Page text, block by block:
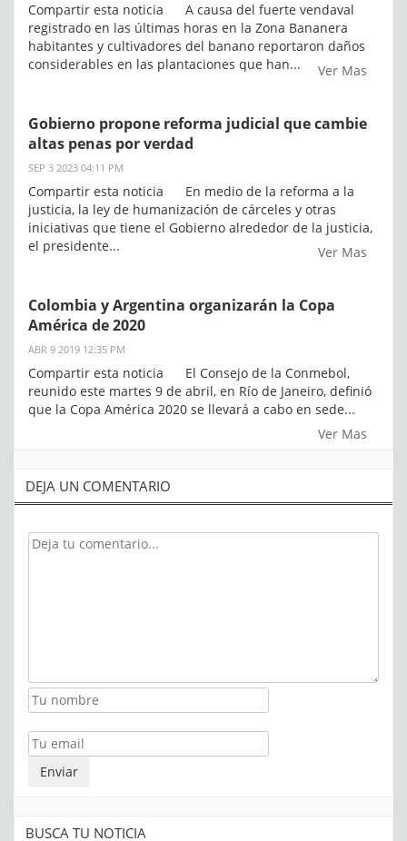
Compartir esta noticia A causa del fuerte vendaval
registrado en las últimas horas en la Zona Bananera
habitantes y cultivadores del banano reportaron daños
considerables en las plantaciones que han...
Ver Mas
Gobierno propone reforma judicial que cambie
altas penas por verdad
SEP 3 2023 04:11 PM
Compartir esta noticia En medio de la reforma a la
justicia, la ley de humanización de cárceles y otras
iniciativas que tiene el Gobierno alrededor de la justicia,
el presidente...
Ver Mas
Colombia y Argentina organizarán la Copa
América de 2020
ABR 9 2019 12:35 PM
Compartir esta noticia El Consejo de la Conmebol,
reunido este martes 9 de abril, en Río de Janeiro, definió
que la Copa América 2020 se llevará a cabo en sede...
Ver Mas
DEJA UN COMENTARIO
BUSCA TU NOTICIA